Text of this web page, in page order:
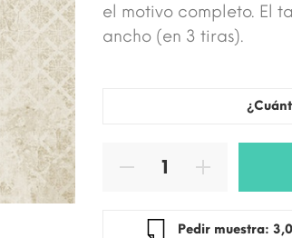
el motivo completo. El
ancho (en 3 tiras).
Pedir